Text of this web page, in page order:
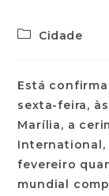
Cidade
Está
sexta-feira,
Marília, a
International,
fevereiro
mundial